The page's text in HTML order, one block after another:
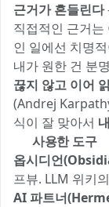
근거가 흔들린다
직접적인 근거
인 일에선 치명
내가 원한 건 분
끊지 않고 이어
(Andrej
식이 잘 맞아서
🛠️ 사용한 도구
옵시디언
프뷰. LLM 위키
AI 파트너